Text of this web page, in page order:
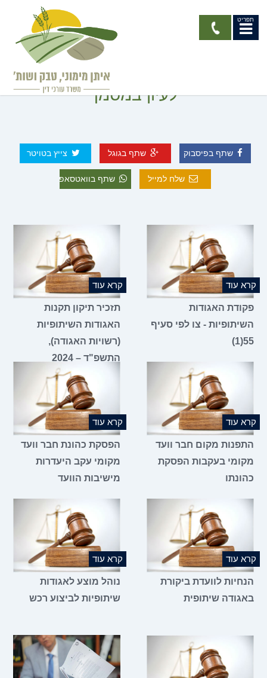
תפריט
טבלת השוואה בין תאגידים
לעיון במסמך
שתף בפיסבוק שתף בגוגל צייץ בטויטר
שלח למייל שתף בוואטסאפ
קרא עוד
פקודת האגודות
השיתופיות - צו לפי סעיף
55(1)
קרא עוד
תזכיר תיקון תקנות
האגודות השיתופיות
(רשויות האגודה),
התשפ"ד – 2024
קרא עוד
התפנות מקום חבר וועד
מקומי בעקבות הפסקת
כהונתו
קרא עוד
הפסקת כהונת חבר וועד
מקומי עקב היעדרות
מישיבות הוועד
קרא עוד
הנחיות לוועדת ביקורת
באגודה שיתופית
קרא עוד
נוהל מוצע לאגודות
שיתופיות לביצוע רכש